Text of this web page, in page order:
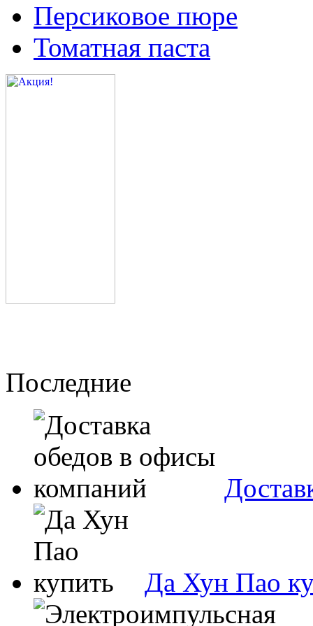
Персиковое пюре
Томатная паста
Последние
Да Хун Пао